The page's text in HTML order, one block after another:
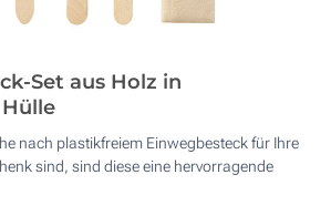
Set aus Holz in
nach plastikfreiem Einwegbesteck für Ihre
sind, sind diese eine hervorragende